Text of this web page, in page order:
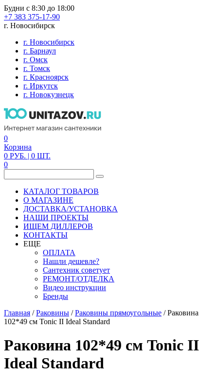
Будни с 8:30 до 18:00
+7 383 375-17-90
г. Новосибирск
г. Новосибирск
г. Барнаул
г. Омск
г. Томск
г. Красноярск
г. Иркутск
г. Новокузнецк
0
Корзина
0 РУБ. | 0 ШТ.
0
КАТАЛОГ ТОВАРОВ
О МАГАЗИНЕ
ДОСТАВКА/УСТАНОВКА
НАШИ ПРОЕКТЫ
ИЩЕМ ДИЛЛЕРОВ
КОНТАКТЫ
ЕЩЕ
ОПЛАТА
Нашли дешевле?
Сантехник советует
РЕМОНТ/ОТДЕЛКА
Видео инструкции
Бренды
Главная /Раковины /Раковины прямоугольные /Раковина
102*49 см Tonic II Ideal Standard
Раковина 102*49 см Tonic II
Ideal Standard